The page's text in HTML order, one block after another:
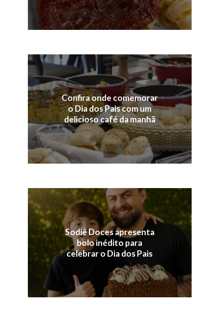
Confira onde comemorar
o Dia dos Pais com um
delicioso café da manhã
Sodiê Doces apresenta
bolo inédito para
celebrar o Dia dos Pais